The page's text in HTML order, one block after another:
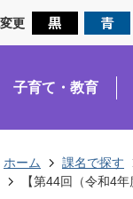
更
子育て・教育
ホーム 課名で探す
【第44回（令和4